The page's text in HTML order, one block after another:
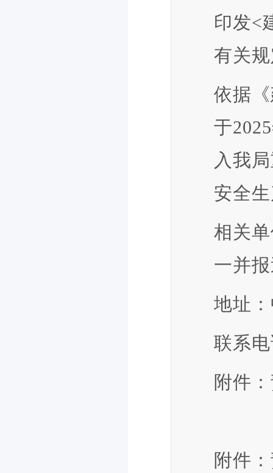
印发<
有关
依据
于
入我
安全
相关
一并
地址
联系
附件
附件